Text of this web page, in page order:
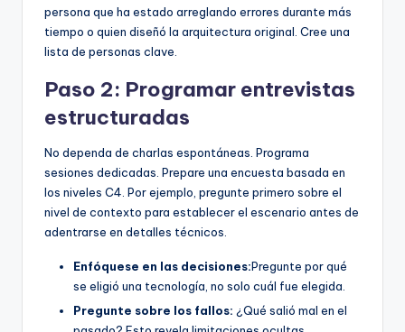
persona que ha estado arreglando errores durante más
tiempo o quien diseñó la arquitectura original. Cree una
lista de personas clave.
Paso 2: Programar entrevistas
estructuradas
No dependa de charlas espontáneas. Programa
sesiones dedicadas. Prepare una encuesta basada en
los niveles C4. Por ejemplo, pregunte primero sobre el
nivel de contexto para establecer el escenario antes de
adentrarse en detalles técnicos.
Enfóquese en las decisiones:Pregunte por qué
se eligió una tecnología, no solo cuál fue elegida.
Pregunte sobre los fallos: ¿Qué salió mal en el